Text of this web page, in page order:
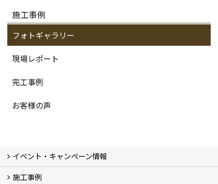
施工事例
フォトギャラリー
現場レポート
完工事例
お客様の声
イベント・キャンペーン情報
イベント予告
イベント報告
キャンペーン
こどもみらい住宅支援事業
施工事例